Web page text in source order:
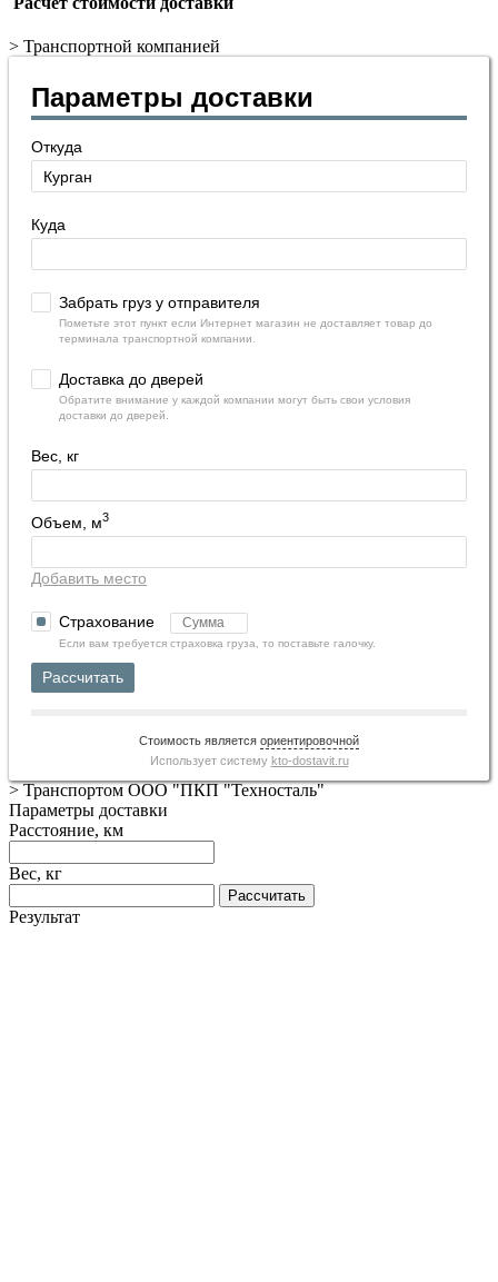
> Транспортной компанией
Параметры доставки
Откуда
Куда
Забрать груз у отправителя
Пометьте этот пункт если Интернет магазин не доставляет товар до
терминала транспортной компании.
Доставка до дверей
Обратите внимание у каждой компании могут быть свои условия
доставки до дверей.
Вес, кг
Объем, м3
Добавить место
Страхование
Если вам требуется страховка груза, то поставьте галочку.
Рассчитать
Стоимость является ориентировочной
Использует систему kto-dostavit.ru
>Транспортом ООО "ПКП "Техносталь"
Параметры доставки
Расстояние, км
Вес, кг
Рассчитать
Результат